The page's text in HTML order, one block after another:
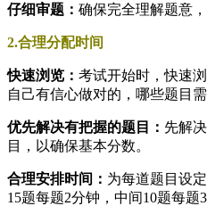
仔细审题： 确保完全理解题意
2.合理分配时间
快速浏览： 考试开始时，快速
自己有信心做对的，哪些题目
优先解决有把握的题目： 先解
目，以确保基本分数。
合理安排时间： 为每道题目设
15题每题2分钟，中间10题每题